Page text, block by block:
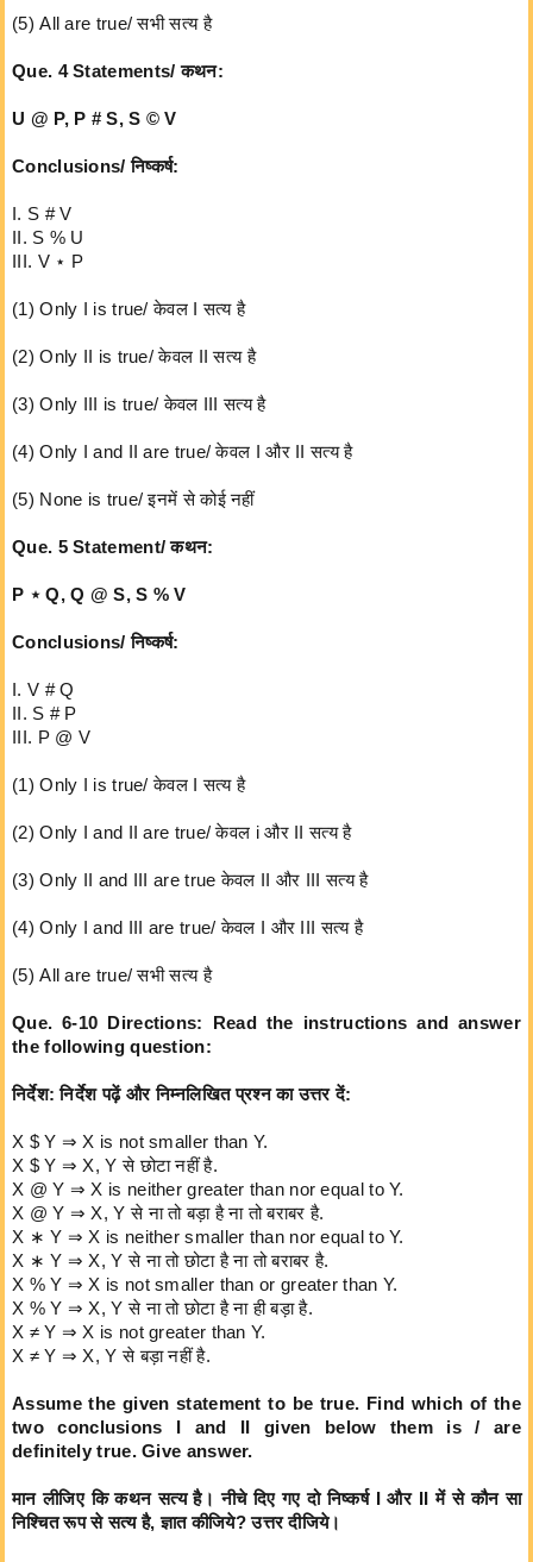
(5) All are true/ सभी सत्य है
Que. 4 Statements/ कथन:
U @ P, P # S, S © V
Conclusions/ निष्कर्ष:
I. S # V
II. S % U
III. V ⋆ P
(1) Only I is true/ केवल I सत्य है
(2) Only II is true/ केवल II सत्य है
(3) Only III is true/ केवल III सत्य है
(4) Only I and II are true/ केवल I और II सत्य है
(5) None is true/ इनमें से कोई नहीं
Que. 5 Statement/ कथन:
P ⋆ Q, Q @ S, S % V
Conclusions/ निष्कर्ष:
I. V # Q
II. S # P
III. P @ V
(1) Only I is true/ केवल I सत्य है
(2) Only I and II are true/ केवल i और II सत्य है
(3) Only II and III are true केवल II और III सत्य है
(4) Only I and III are true/ केवल I और III सत्य है
(5) All are true/ सभी सत्य है
Que. 6-10 Directions: Read the instructions and answer
the following question:
निर्देश: निर्देश पढ़ें और निम्नलिखित प्रश्न का उत्तर दें:
X $ Y ⇒ X is not smaller than Y.
X $ Y ⇒ X, Y से छोटा नहीं है.
X @ Y ⇒ X is neither greater than nor equal to Y.
X @ Y ⇒ X, Y से ना तो बड़ा है ना तो बराबर है.
X ∗ Y ⇒ X is neither smaller than nor equal to Y.
X ∗ Y ⇒ X, Y से ना तो छोटा है ना तो बराबर है.
X % Y ⇒ X is not smaller than or greater than Y.
X % Y ⇒ X, Y से ना तो छोटा है ना ही बड़ा है.
X ≠ Y ⇒ X is not greater than Y.
X ≠ Y ⇒ X, Y से बड़ा नहीं है.
Assume the given statement to be true. Find which of the
two conclusions I and II given below them is / are
definitely true. Give answer.
मान लीजिए कि कथन सत्य है। नीचे दिए गए दो निष्कर्ष I और II में से कौन सा
निश्चित रूप से सत्य है, ज्ञात कीजिये? उत्तर दीजिये।